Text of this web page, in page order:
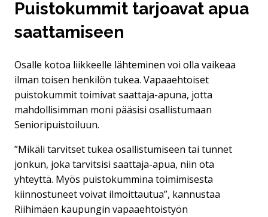
Puistokummit tarjoavat apua
saattamiseen
Osalle kotoa liikkeelle lähteminen voi olla vaikeaa
ilman toisen henkilön tukea. Vapaaehtoiset
puistokummit toimivat saattaja-apuna, jotta
mahdollisimman moni pääsisi osallistumaan
Senioripuistoiluun.
”Mikäli tarvitset tukea osallistumiseen tai tunnet
jonkun, joka tarvitsisi saattaja-apua, niin ota
yhteyttä. Myös puistokummina toimimisesta
kiinnostuneet voivat ilmoittautua”, kannustaa
Riihimäen kaupungin vapaaehtoistyön